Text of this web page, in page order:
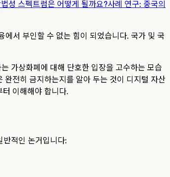
성 스펙트럼은 어떻게 될까요?사례 연구: 중국의
에서 부인할 수 없는 힘이 되었습니다. 국가 및 국
가상화폐에 대해 단호한 입장을 고수하는 모습
전히 금지하는지를 알아 두는 것이 디지털 자산
이해해야 합니다.
반적인 논거입니다: